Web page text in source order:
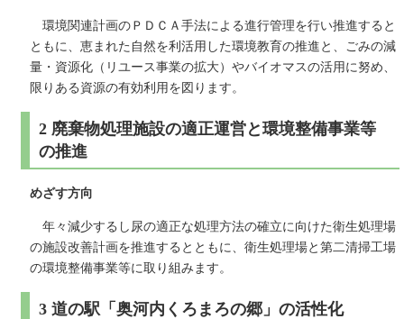
環境関連計画のＰＤＣＡ手法による進行管理を行い推進すると
ともに、恵まれた自然を利活用した環境教育の推進と、ごみの減
量・資源化（リユース事業の拡大）やバイオマスの活用に努め、
限りある資源の有効利用を図ります。
2 廃棄物処理施設の適正運営と環境整備事業等
の推進
めざす方向
年々減少するし尿の適正な処理方法の確立に向けた衛生処理場
の施設改善計画を推進するとともに、衛生処理場と第二清掃工場
の環境整備事業等に取り組みます。
3 道の駅「奥河内くろまろの郷」の活性化